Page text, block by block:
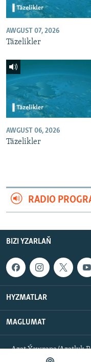
AWGUST 07, 2026
Täzelikler
AWGUST 06, 2026
Täzelikler
RADIO
BIZI YZARLAŇ
HYZMATLAR
MAGLUMAT
Azat Ýewropa/Azatlyk
hukuklar goralan.